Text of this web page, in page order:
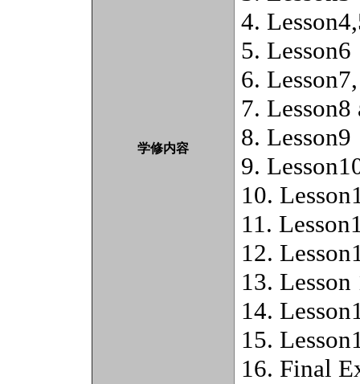
学修内容
4.
5. Lesson6
6.
7.
8. Lesson9
9.
10.
11.
12.
13. Lesson
14.
15.
16. Final